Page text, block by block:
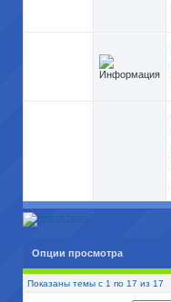
Опции просмотра
Показаны темы с 1 по 17 из 17